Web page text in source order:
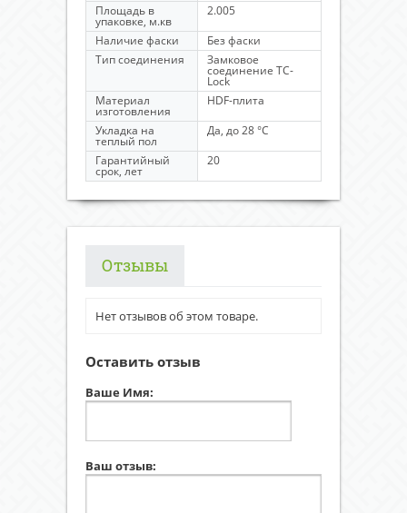
Площадь в
упаковке, м.кв
2.005
Наличие фаски
Без фаски
Тип соединения
Замковое
соединение TC-
Lock
Материал
изготовления
HDF-плита
Укладка на
теплый пол
Да, до 28 °C
Гарантийный
срок, лет
20
Отзывы
Нет отзывов об этом товаре.
Оставить отзыв
Ваше Имя:
Ваш отзыв: